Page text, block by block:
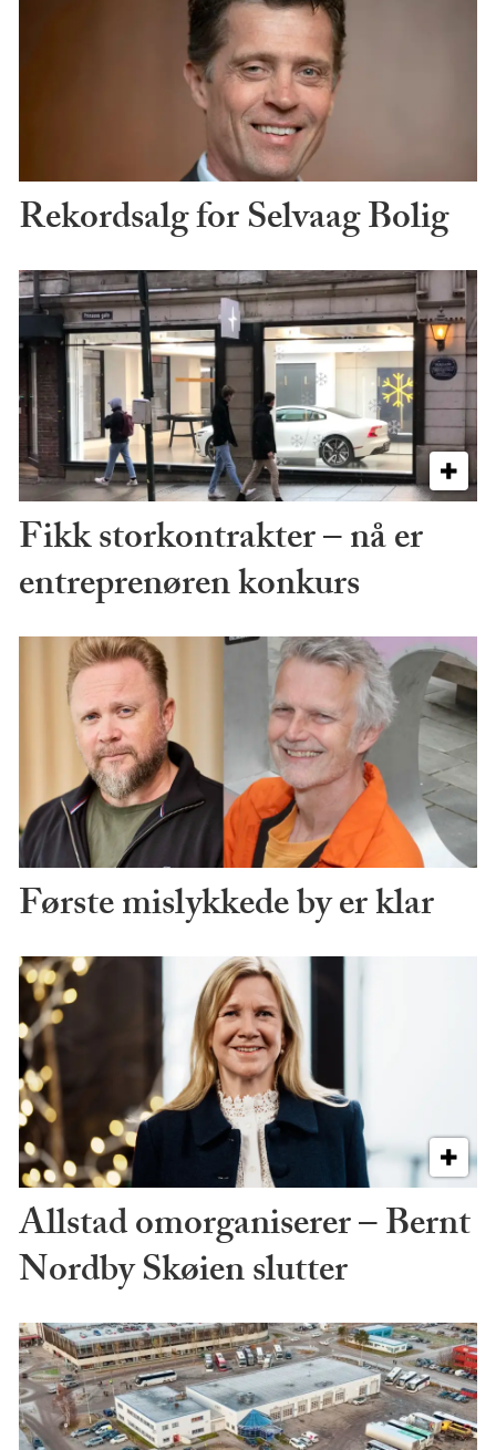
Rekordsalg for Selvaag Bolig
Fikk storkontrakter – nå er
entreprenøren konkurs
Første mislykkede by er klar
Allstad omorganiserer – Bernt
Nordby Skøien slutter